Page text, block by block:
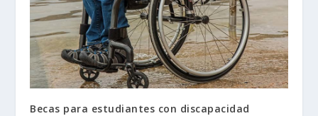
Becas para estudiantes con discapacidad